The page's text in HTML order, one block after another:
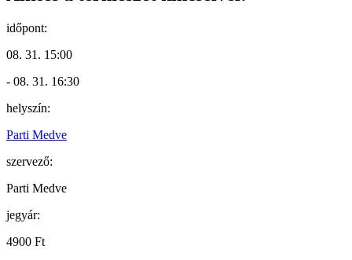
időpont:
08. 31. 15:00
- 08. 31. 16:30
helyszín:
Parti Medve
szervező:
Parti Medve
jegyár:
4900 Ft